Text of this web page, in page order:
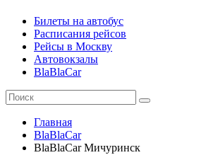
Билеты на автобус
Расписания рейсов
Рейсы в Москву
Автовокзалы
BlaBlaCar
Главная
BlaBlaCar
BlaBlaCar Мичуринск